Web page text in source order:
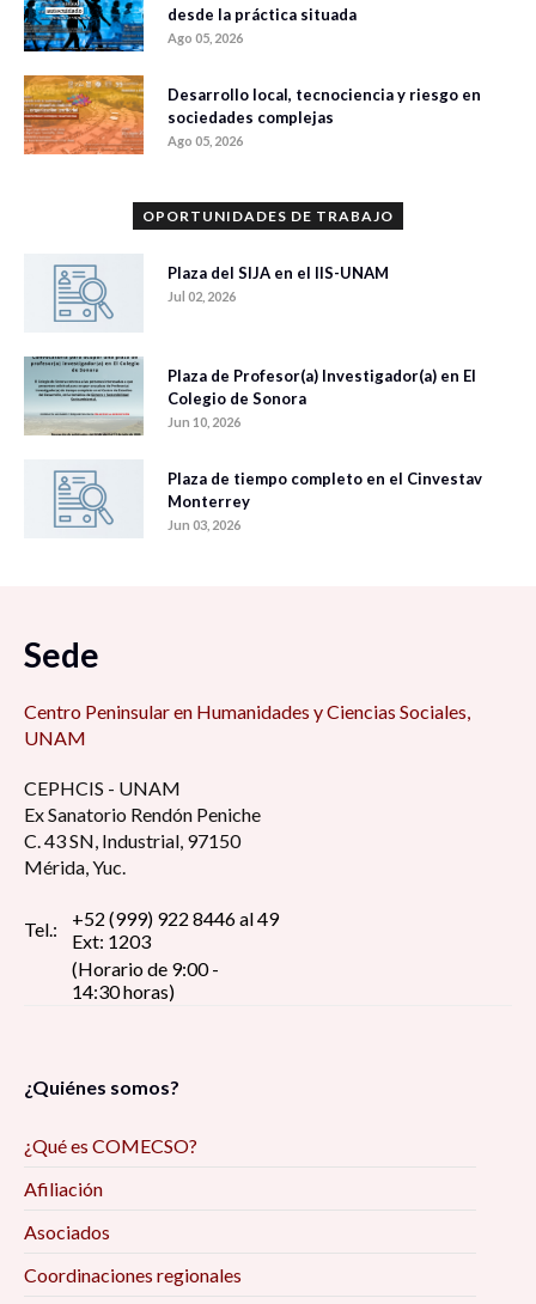
desde la práctica situada
Ago 05, 2026
Desarrollo local, tecnociencia y riesgo en
sociedades complejas
Ago 05, 2026
OPORTUNIDADES DE TRABAJO
Plaza del SIJA en el IIS-UNAM
Jul 02, 2026
Plaza de Profesor(a) Investigador(a) en El
Colegio de Sonora
Jun 10, 2026
Plaza de tiempo completo en el Cinvestav
Monterrey
Jun 03, 2026
Sede
Centro Peninsular en Humanidades y Ciencias Sociales,
UNAM
CEPHCIS - UNAM
Ex Sanatorio Rendón Peniche
C. 43 SN, Industrial, 97150
Mérida, Yuc.
Tel.:
+52 (999) 922 8446 al 49
Ext: 1203
(Horario de 9:00 -
14:30 horas)
¿Quiénes somos?
¿Qué es COMECSO?
Afiliación
Asociados
Coordinaciones regionales